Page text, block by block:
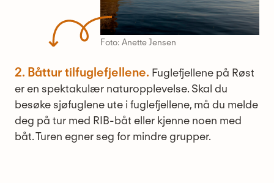
Foto: Anette Jensen
2. Båttur tilfuglefjellene. Fuglefjellene på Røst
er en spektakulær naturopplevelse. Skal du
besøke sjøfuglene ute i fuglefjellene, må du melde
deg på tur med RIB-båt eller kjenne noen med
båt. Turen egner seg for mindre grupper.